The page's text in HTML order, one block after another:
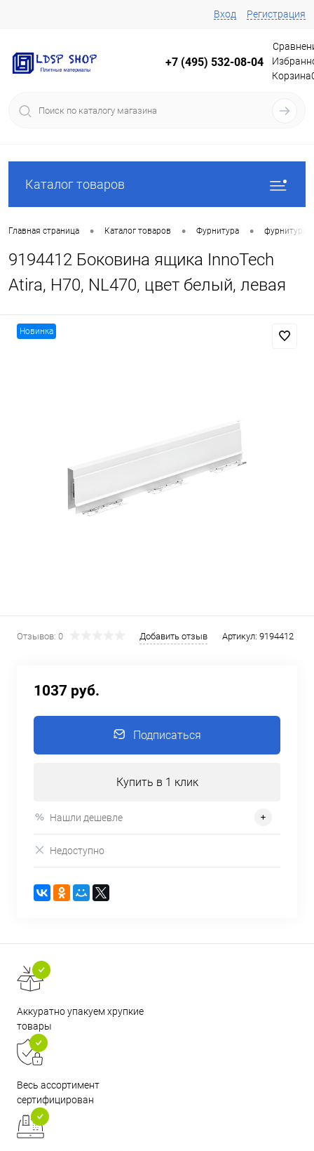
Вход Регистрация
+7 (495) 532-08-04
Корзина
Каталог товаров
Главная страница • Каталог товаров • Фурнитура • фурнитура
9194412 Боковина ящика InnoTech
Atira, H70, NL470, цвет белый, левая
Новинка
Отзывов: 0 Добавить отзыв Артикул: 9194412
1037 руб.
Подписаться
Купить в 1 клик
Нашли дешевле
Недоступно
Аккуратно упакуем хрупкие
товары
Весь ассортимент
сертифицирован